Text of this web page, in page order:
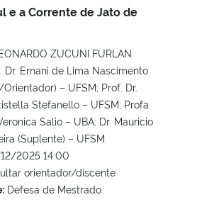
e a Corrente de Jato de
ZUCUNI FURLAN
Dr. Ernani de Lima Nascimento
– UFSM; Prof. Dr.
Stefanello – UFSM; Profa.
Salio – UBA; Dr. Mauricio
(Suplente) – UFSM.
2025 14:00
orientador/discente
Defesa de Mestrado